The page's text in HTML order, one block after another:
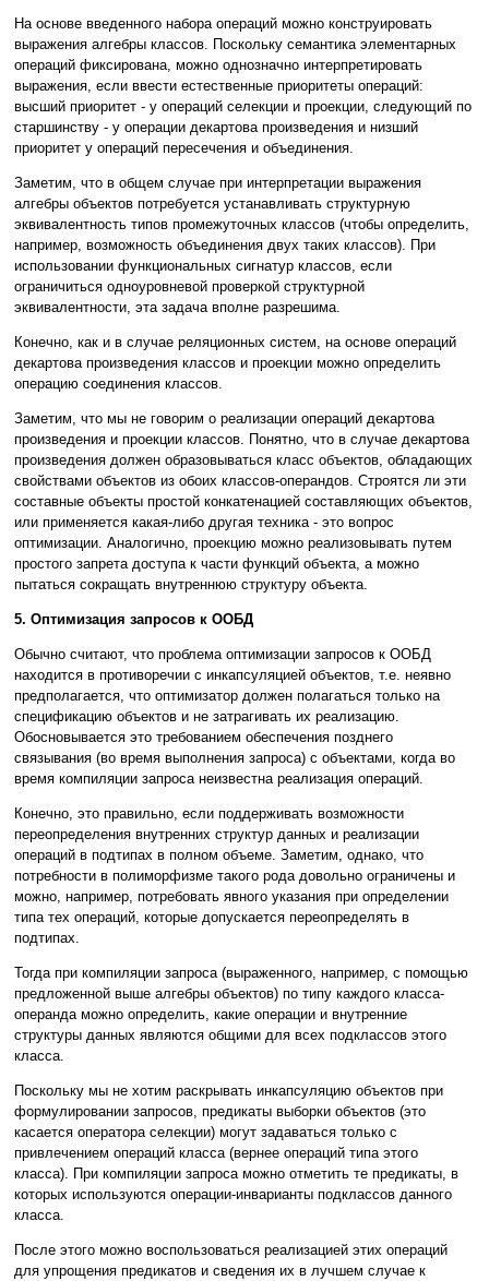
На основе введенного набора операций можно конструировать
выражения алгебры классов. Поскольку семантика элементарных
операций фиксирована, можно однозначно интерпретировать
выражения, если ввести естественные приоритеты операций:
высший приоритет - у операций селекции и проекции, следующий по
старшинству - у операции декартова произведения и низший
приоритет у операций пересечения и объединения.
Заметим, что в общем случае при интерпретации выражения
алгебры объектов потребуется устанавливать структурную
эквивалентность типов промежуточных классов (чтобы определить,
например, возможность объединения двух таких классов). При
использовании функциональных сигнатур классов, если
ограничиться одноуровневой проверкой структурной
эквивалентности, эта задача вполне разрешима.
Конечно, как и в случае реляционных систем, на основе операций
декартова произведения классов и проекции можно определить
операцию соединения классов.
Заметим, что мы не говорим о реализации операций декартова
произведения и проекции классов. Понятно, что в случае декартова
произведения должен образовываться класс объектов, обладающих
свойствами объектов из обоих классов-операндов. Строятся ли эти
составные объекты простой конкатенацией составляющих объектов,
или применяется какая-либо другая техника - это вопрос
оптимизации. Аналогично, проекцию можно реализовывать путем
простого запрета доступа к части функций объекта, а можно
пытаться сокращать внутреннюю структуру объекта.
5. Оптимизация запросов к ООБД
Обычно считают, что проблема оптимизации запросов к ООБД
находится в противоречии с инкапсуляцией объектов, т.е. неявно
предполагается, что оптимизатор должен полагаться только на
спецификацию объектов и не затрагивать их реализацию.
Обосновывается это требованием обеспечения позднего
связывания (во время выполнения запроса) с объектами, когда во
время компиляции запроса неизвестна реализация операций.
Конечно, это правильно, если поддерживать возможности
переопределения внутренних структур данных и реализации
операций в подтипах в полном объеме. Заметим, однако, что
потребности в полиморфизме такого рода довольно ограничены и
можно, например, потребовать явного указания при определении
типа тех операций, которые допускается переопределять в
подтипах.
Тогда при компиляции запроса (выраженного, например, с помощью
предложенной выше алгебры объектов) по типу каждого класса-
операнда можно определить, какие операции и внутренние
структуры данных являются общими для всех подклассов этого
класса.
Поскольку мы не хотим раскрывать инкапсуляцию объектов при
формулировании запросов, предикаты выборки объектов (это
касается оператора селекции) могут задаваться только с
привлечением операций класса (вернее операций типа этого
класса). При компиляции запроса можно отметить те предикаты, в
которых используются операции-инварианты подклассов данного
класса.
После этого можно воспользоваться реализацией этих операций
для упрощения предикатов и сведения их в лучшем случае к